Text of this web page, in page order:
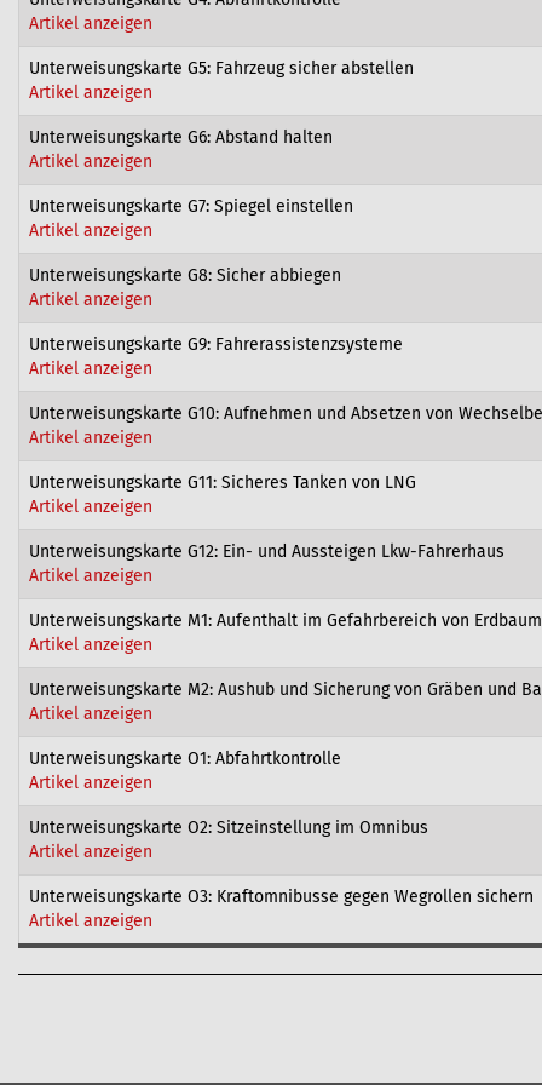
Artikel anzeigen
Unterweisungskarte G5: Fahrzeug sicher abstellen
Artikel anzeigen
Unterweisungskarte G6: Abstand halten
Artikel anzeigen
Unterweisungskarte G7: Spiegel einstellen
Artikel anzeigen
Unterweisungskarte G8: Sicher abbiegen
Artikel anzeigen
Unterweisungskarte G9: Fahrerassistenzsysteme
Artikel anzeigen
Unterweisungskarte G10: Aufnehmen und Absetzen von
Artikel anzeigen
Unterweisungskarte G11: Sicheres Tanken von LNG
Artikel anzeigen
Unterweisungskarte G12: Ein- und Aussteigen Lkw-Fahrerhaus
Artikel anzeigen
Unterweisungskarte M1: Aufenthalt im Gefahrbereich von
Artikel anzeigen
Unterweisungskarte M2: Aushub und Sicherung von Gräben und
Artikel anzeigen
Unterweisungskarte O1: Abfahrtkontrolle
Artikel anzeigen
Unterweisungskarte O2: Sitzeinstellung im Omnibus
Artikel anzeigen
Unterweisungskarte O3: Kraftomnibusse gegen Wegrollen sichern
Artikel anzeigen